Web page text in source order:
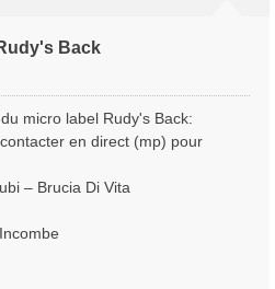
Back
micro label Rudy's Back:
en direct (mp) pour
– Brucia Di Vita